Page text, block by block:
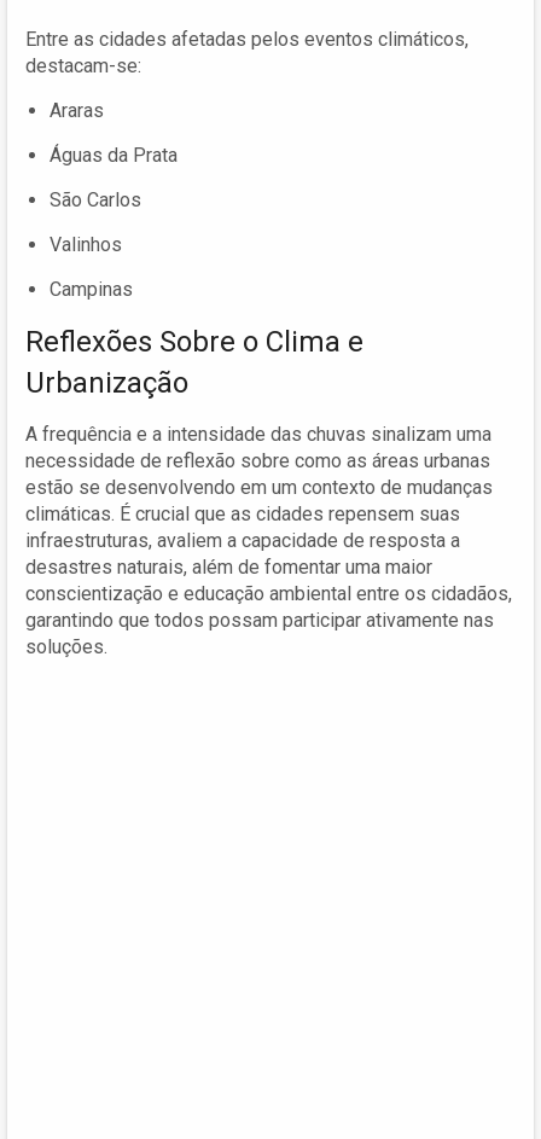
Entre as cidades afetadas pelos eventos climáticos,
destacam-se:
Araras
Águas da Prata
São Carlos
Valinhos
Campinas
Reflexões Sobre o Clima e
Urbanização
A frequência e a intensidade das chuvas sinalizam uma
necessidade de reflexão sobre como as áreas urbanas
estão se desenvolvendo em um contexto de mudanças
climáticas. É crucial que as cidades repensem suas
infraestruturas, avaliem a capacidade de resposta a
desastres naturais, além de fomentar uma maior
conscientização e educação ambiental entre os cidadãos,
garantindo que todos possam participar ativamente nas
soluções.